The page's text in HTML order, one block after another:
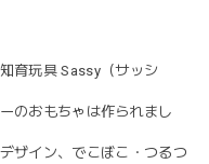
育玩具 Sassy（サッシ
のおもちゃは作られまし
ザイン、でこぼこ・つるつ